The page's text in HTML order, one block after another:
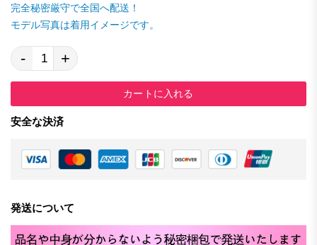
完全秘密厳守で全国へ配送！
モデル写真は着用イメージです。
- +
カートに入れる
安全な決済
発送について